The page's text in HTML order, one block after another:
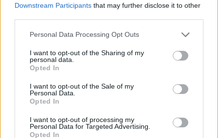
Downstream Participants that may further disclose it to other
Personal Data Processing Opt Outs
I want to opt-out of the Sharing of my
personal data.
Opted In
I want to opt-out of the Sale of my
Personal Data.
Opted In
I want to opt-out of processing my
Personal Data for Targeted Advertising.
Opted In
idéales pour des petites sculptures ou des perles.
possédez un)
Le tour est un outil fascinant mais qui demande un
certain apprentissage. Essayez de centrer l’argile sur
le tour, une étape cruciale, puis entraînez-vous à
monter des formes simples comme des bols ou des
petits vases.
Apprendre les techniques de base du